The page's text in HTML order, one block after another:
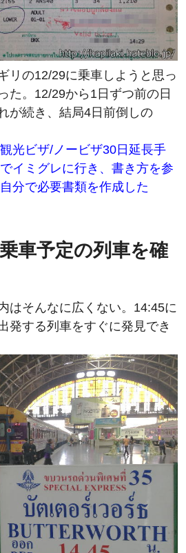
リの12/29に乗車しようと思っ
た。12/29から1日ずつ前の日
が続き、結局4日前倒しの
イミグレに行き、書き方を参
分で必要書類を作成した
車予定の列車を確
はそんなに広くない。14:45に
発する列車をすぐに発見でき